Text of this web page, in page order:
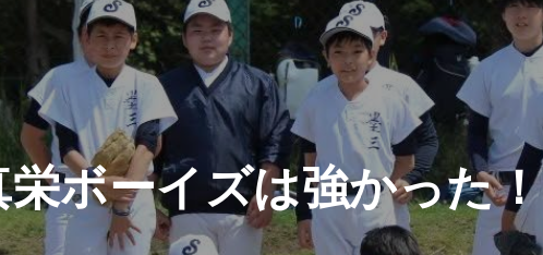
ボーイズは強かった！